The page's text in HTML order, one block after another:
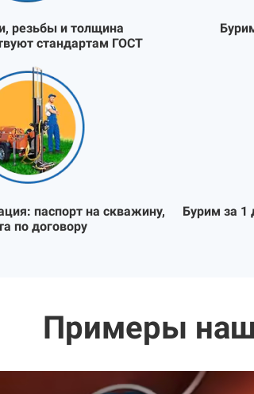
резьбы и толщина
стандартам ГОСТ
паспорт на скважину,
по договору
Бурим за 1
Примеры